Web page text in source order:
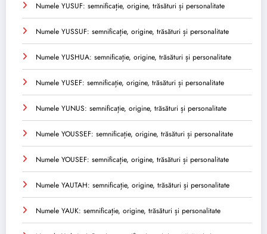
Numele YUSUF: semnificație, origine, trăsături și personalitate
Numele YUSSUF: semnificație, origine, trăsături și personalitate
Numele YUSHUA: semnificație, origine, trăsături și personalitate
Numele YUSEF: semnificație, origine, trăsături și personalitate
Numele YUNUS: semnificație, origine, trăsături și personalitate
Numele YOUSSEF: semnificație, origine, trăsături și personalitate
Numele YOUSEF: semnificație, origine, trăsături și personalitate
Numele YAUTAH: semnificație, origine, trăsături și personalitate
Numele YAUK: semnificație, origine, trăsături și personalitate